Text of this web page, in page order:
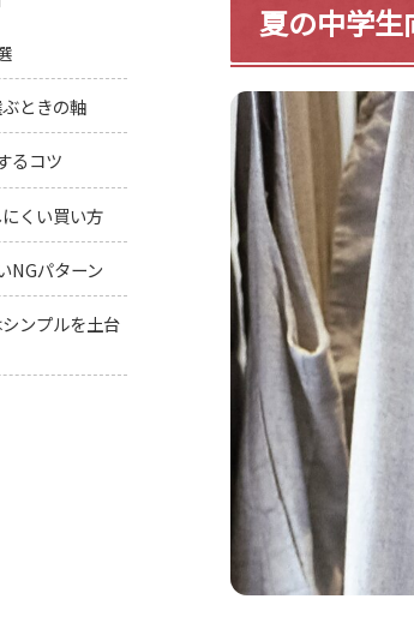
夏の中学生
ときの軸
るコツ
くい買い方
NGパターン
ンプルを土台